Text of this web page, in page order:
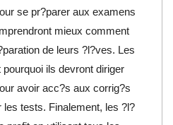
se pr?parer aux examens
mieux comment
de leurs ?l?ves. Les
ils devront diriger
avoir acc?s aux corrig?s
tests. Finalement, les ?l?